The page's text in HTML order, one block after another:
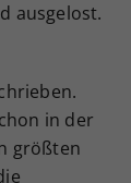
ausgelost.
in der
größten